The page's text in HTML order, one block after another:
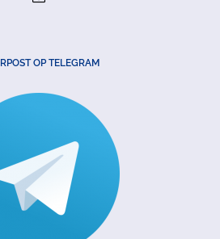
OP TELEGRAM